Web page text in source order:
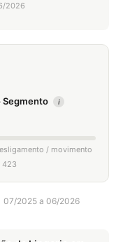
2026
Segmento i
/ movimento
423
07/2025 a 06/2026